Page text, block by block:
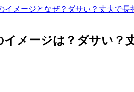
イメージとなぜ？ダサい？丈夫で長
メージは？ダサい？